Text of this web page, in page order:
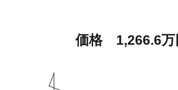
価格 1,266.6万